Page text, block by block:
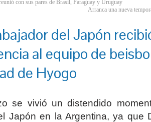
con sus pares de Brasil, Paraguay y Uruguay
Arranca una nueva
del Japón
al equipo de
de Hyogo
se vivió un distendido
Japón en la Argentina, ya que